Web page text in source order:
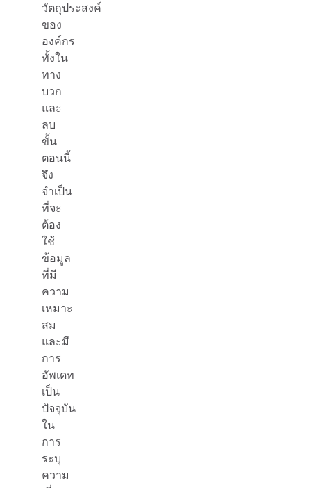
วัตถุประสงค์
ของ
องค์กร
ทั้งใน
ทาง
บวก
และ
ลบ
ขั้น
ตอนนี้
จึง
จำเป็น
ที่จะ
ต้อง
ใช้
ข้อมูล
ที่มี
ความ
เหมาะ
สม
และมี
การ
อัพเดท
เป็น
ปัจจุบัน
ใน
การ
ระบุ
ความ